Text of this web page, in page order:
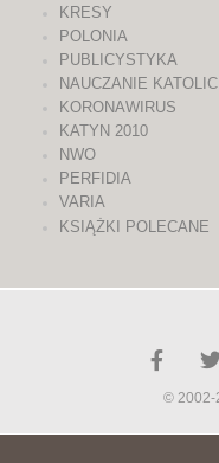
KRESY
POLONIA
PUBLICYSTYKA
NAUCZANIE
KORONAWIRUS
KATYN 2010
NWO
PERFIDIA
VARIA
KSIĄŻKI POLECANE
© 2002-